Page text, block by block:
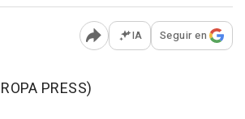
Abrir opciones para
IA Seguir en
PRESS)